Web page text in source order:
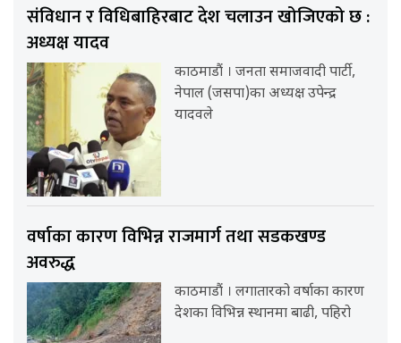
संविधान र विधिबाहिरबाट देश चलाउन खोजिएको छ :
अध्यक्ष यादव
काठमाडौं । जनता समाजवादी पार्टी,
नेपाल (जसपा)का अध्यक्ष उपेन्द्र
यादवले
वर्षाका कारण विभिन्न राजमार्ग तथा सडकखण्ड
अवरुद्ध
काठमाडौं । लगातारको वर्षाका कारण
देशका विभिन्न स्थानमा बाढी, पहिरो